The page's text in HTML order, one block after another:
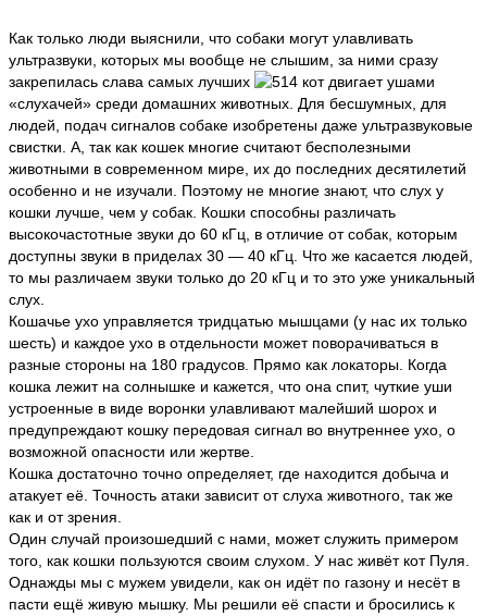
Как только люди выяснили, что собаки могут улавливать
ультразвуки, которых мы вообще не слышим, за ними сразу
закрепилась слава самых лучших
«слухачей» среди домашних животных. Для бесшумных, для
людей, подач сигналов собаке изобретены даже ультразвуковые
свистки. А, так как кошек многие считают бесполезными
животными в современном мире, их до последних десятилетий
особенно и не изучали. Поэтому не многие знают, что слух у
кошки лучше, чем у собак. Кошки способны различать
высокочастотные звуки до 60 кГц, в отличие от собак, которым
доступны звуки в приделах 30 — 40 кГц. Что же касается людей,
то мы различаем звуки только до 20 кГц и то это уже уникальный
слух.
Кошачье ухо управляется тридцатью мышцами (у нас их только
шесть) и каждое ухо в отдельности может поворачиваться в
разные стороны на 180 градусов. Прямо как локаторы. Когда
кошка лежит на солнышке и кажется, что она спит, чуткие уши
устроенные в виде воронки улавливают малейший шорох и
предупреждают кошку передовая сигнал во внутреннее ухо, о
возможной опасности или жертве.
Кошка достаточно точно определяет, где находится добыча и
атакует её. Точность атаки зависит от слуха животного, так же
как и от зрения.
Один случай произошедший с нами, может служить примером
того, как кошки пользуются своим слухом. У нас живёт кот Пуля.
Однажды мы с мужем увидели, как он идёт по газону и несёт в
пасти ещё живую мышку. Мы решили её спасти и бросились к